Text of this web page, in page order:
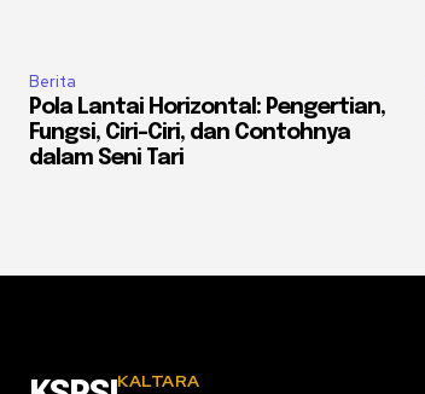
Berita
Pola Lantai Horizontal: Pengertian,
Fungsi, Ciri-Ciri, dan Contohnya
dalam Seni Tari
KALTARA